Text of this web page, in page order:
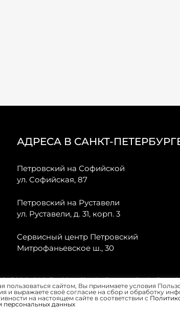
АДРЕСА В САНКТ-
Петровский на Софийской
ул. Софийская, 87
Петровский на Руставели
ул. Руставели, д. 31, корп. 3
Сервисный центр Петровский
Митрофаньевское ш., 30
GAC, Forthing, Citroёn, Peugeot, Opel и
пользоваться сайтом, Вы принимаете условия
и выражаете своё согласие на сбор и обработку
на настоящем сайте в соответствии с
персональных данных